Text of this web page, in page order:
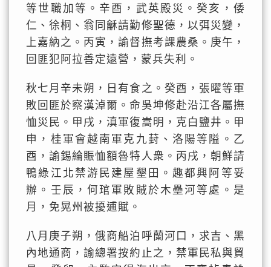
等世職加等。辛酉，武英殿災。癸亥，倭
仁、徐桐、翁同龢請勤修聖德，以弭災變，
上嘉納之。丙寅，諭督撫考課農桑。庚午，
回匪犯阿拉善定遠營，蒙兵失利。
秋七月辛未朔，日有食之。癸酉，張曜等軍
敗回匪於察漢淖爾。命吳坤修赴沿江各屬撫
恤災民。甲戌，滇軍復嵩明，克白鹽井。甲
申，桂軍會越南軍克九葑、洛陽等隘。乙
酉，諭錫綸賑恤額魯特人衆。丙戌，朝鮮請
鴨綠江北禁游民建屋墾田。趣都興阿等妥
辦。壬辰，何琯軍敗賊於木壘河等處。是
月，免晃州被擾逋賦。
八月庚子朔，俄商船泊呼蘭河口，求吉、黑
內地通商，諭總署按約止之，禁軍民私與貿